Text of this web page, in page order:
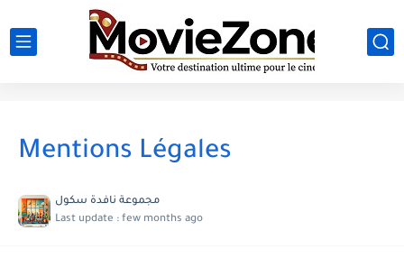
Mentions Légales
مجموعة نافدة سكول
Last update : few months ago